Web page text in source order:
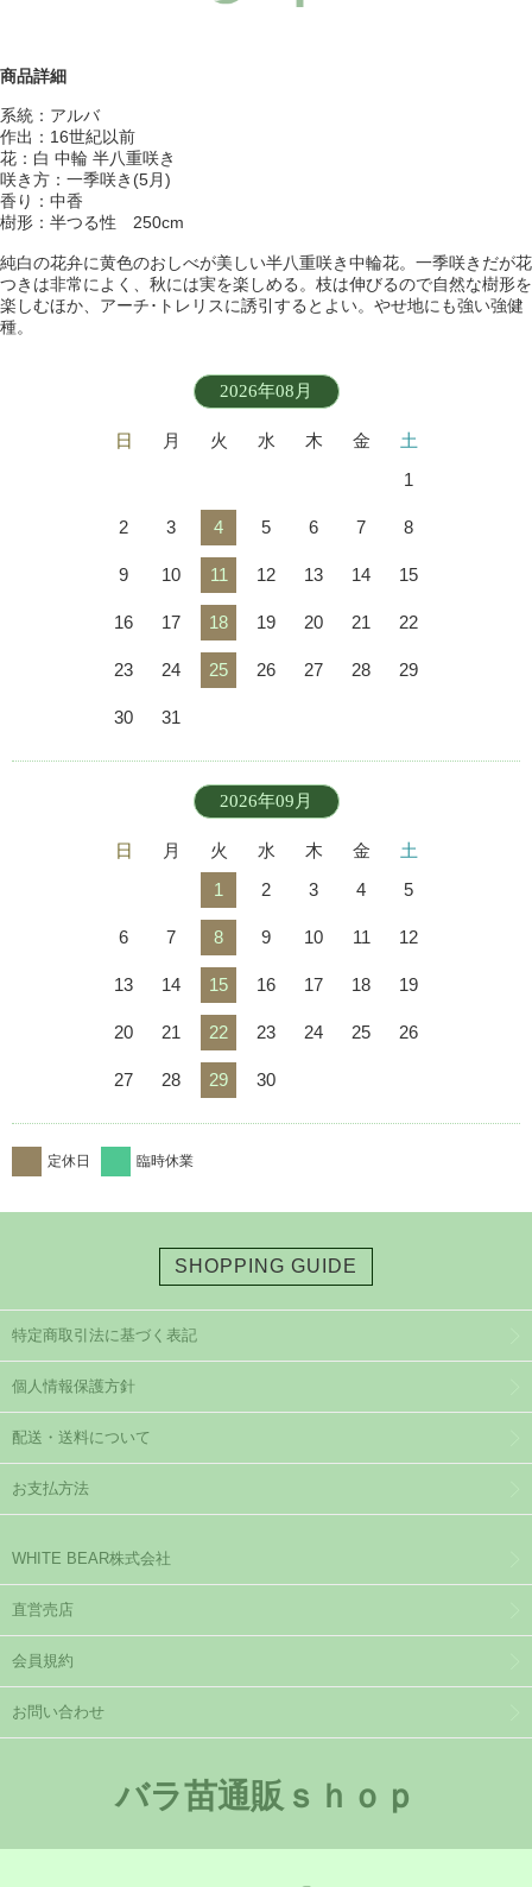
商品詳細
系統：アルバ
作出：16世紀以前
花：白 中輪 半八重咲き
咲き方：一季咲き(5月)
香り：中香
樹形：半つる性 250cm
純白の花弁に黄色のおしべが美しい半八重咲き中輪花。一季咲きだが花
つきは非常によく、秋には実を楽しめる。枝は伸びるので自然な樹形を
楽しむほか、アーチ･トレリスに誘引するとよい。やせ地にも強い強健
種。
2026年08月
日 月 火 水 木 金
土
1
2 3 4 5 6 7 8
9 10 11 12 13 14 15
16 17 18 19 20 21 22
23 24 25 26 27 28 29
30 31
2026年09月
日 月 火 水 木 金
土
1
2 3 4 5
6 7 8 9 10 11 12
13 14 15 16 17 18 19
20 21 22 23 24 25 26
27 28 29 30
定休日 臨時休業
SHOPPING GUIDE
特定商取引法に基づく表記
個人情報保護方針
配送・送料について
お支払方法
WHITE BEAR株式会社
直営売店
会員規約
お問い合わせ
バラ苗通販ｓｈｏｐ